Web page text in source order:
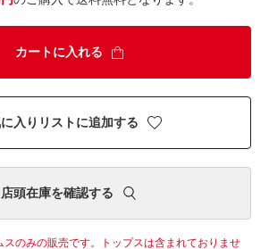
カートに入れる
入りリストに追加する
店頭在庫を確認する
スのみの販売です。トップスは含まれておりませ